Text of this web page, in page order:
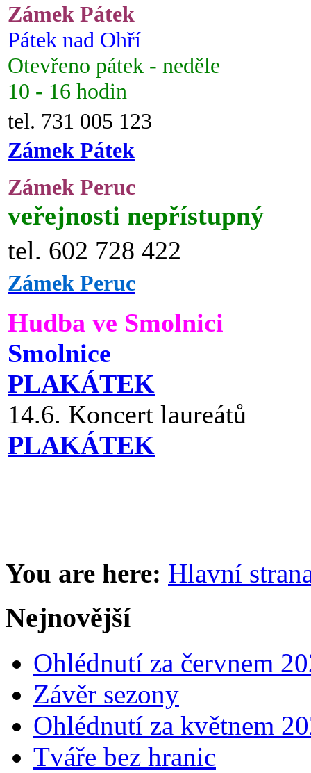
Zámek Pátek
Pátek nad Ohří
Otevřeno pátek - neděle
10 - 16 hodin
tel. 731 005 123
Zámek Pátek
Zámek Peruc
veřejnosti nepřístupný
tel. 602 728 422
Zámek Peruc
Hudba ve Smolnici
Smolnice
PLAKÁTEK
14.6. Koncert laureátů
PLAKÁTEK
You are here: Hlavní
Nejnovější
Ohlédnutí za červnem
Závěr sezony
Ohlédnutí za květnem
Tváře bez hranic